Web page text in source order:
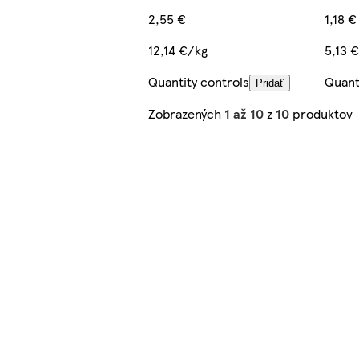
2,55 €
12,14 €/kg
Quantity controls
Pridať
1,18 €
5,13
Zobrazených 1 až 10z 10produktov